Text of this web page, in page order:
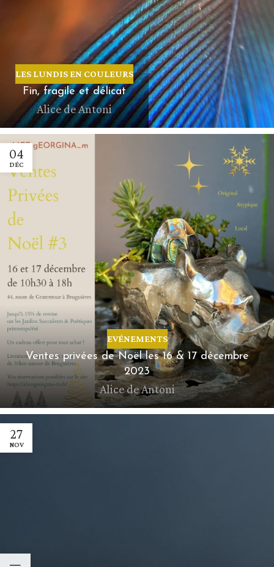
LES LUNDIS EN COULEURS
Fin, fragile et délicat
Alice de Antoni
04
DÉC
EVÉNEMENTS
Ventes privées de Noël les 16 & 17 décembre
2023
Alice de Antoni
27
NOV